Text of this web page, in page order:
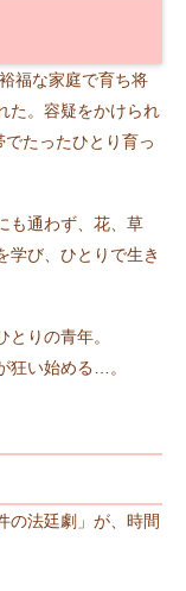
福な家庭で育ち将
た。容疑をかけられ
でたったひとり育っ
も通わず、花、草
学び、ひとりで生き
りの青年。
狂い始める…。
の法廷劇」が、時間